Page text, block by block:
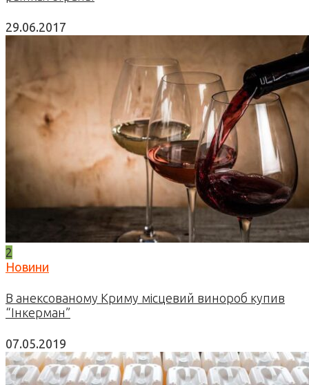
29.06.2017
2
Новини
В анексованому Криму місцевий винороб купив
“Інкерман”
07.05.2019